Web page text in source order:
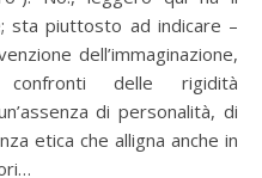
sta piuttosto ad indicare –
dell’immaginazione,
confronti delle rigidità
di personalità, di
etica che alligna anche in